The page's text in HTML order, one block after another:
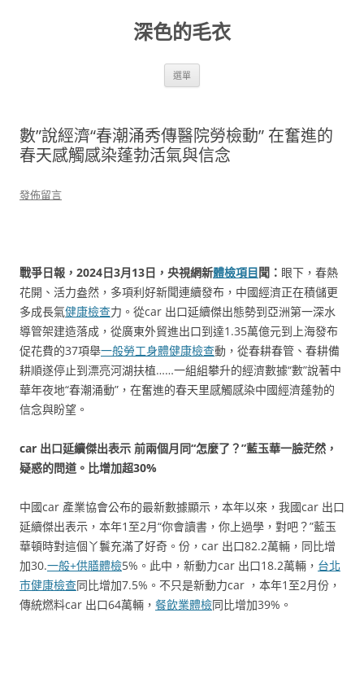
深色的毛衣
選單
數”說經濟“春潮涌秀傳醫院勞檢動” 在奮進的
春天感觸感染蓬勃活氣與信念
發佈留言
戰爭日報，2024日3月13日，央視網新體檢項目聞： 眼下，春熱
花開、活力盎然，多項利好新聞連續發布，中國經濟正在積儲更
多成長氣健康檢查力。從car 出口延續傑出態勢到亞洲第一深水
導管架建造落成，從廣東外貿進出口到達1.35萬億元到上海發布
促花費的37項舉一般勞工身體健康檢查動，從春耕春管、春耕備
耕順遂停止到漂亮河湖扶植……一組組攀升的經濟數據“數”說著中
華年夜地“春潮涌動”，在奮進的春天里感觸感染中國經濟蓬勃的
信念與盼望。
car 出口延續傑出表示 前兩個月同“怎麼了？”藍玉華一臉茫然，
疑惑的問道。比增加超30%
中國car 產業協會公布的最新數據顯示，本年以來，我國car 出口
延續傑出表示，本年1至2月“你會讀書，你上過學，對吧？”藍玉
華頓時對這個丫鬟充滿了好奇。份，car 出口82.2萬輛，同比增
加30.一般+供膳體檢5%。此中，新動力car 出口18.2萬輛， 台北
巿健康檢查同比增加7.5%。不只是新動力car ，本年1至2月份，
傳統燃料car 出口64萬輛， 餐飲業體檢同比增加39%。